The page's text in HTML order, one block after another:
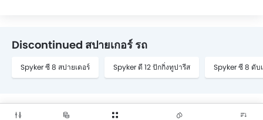
Discontinued สปายเกอร์ รถ
Spyker ซี 8 สปายเดอร์ Spyker ดี 12 ปักกิ่งทูปารีส Spyker ซี 8 ดับ